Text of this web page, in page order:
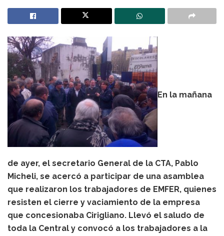
En la mañana
de ayer, el secretario General de la CTA, Pablo
Micheli, se acercó a participar de una asamblea
que realizaron los trabajadores de EMFER, quienes
resisten el cierre y vaciamiento de la empresa
que concesionaba Cirigliano. Llevó el saludo de
toda la Central y convocó a los trabajadores a la